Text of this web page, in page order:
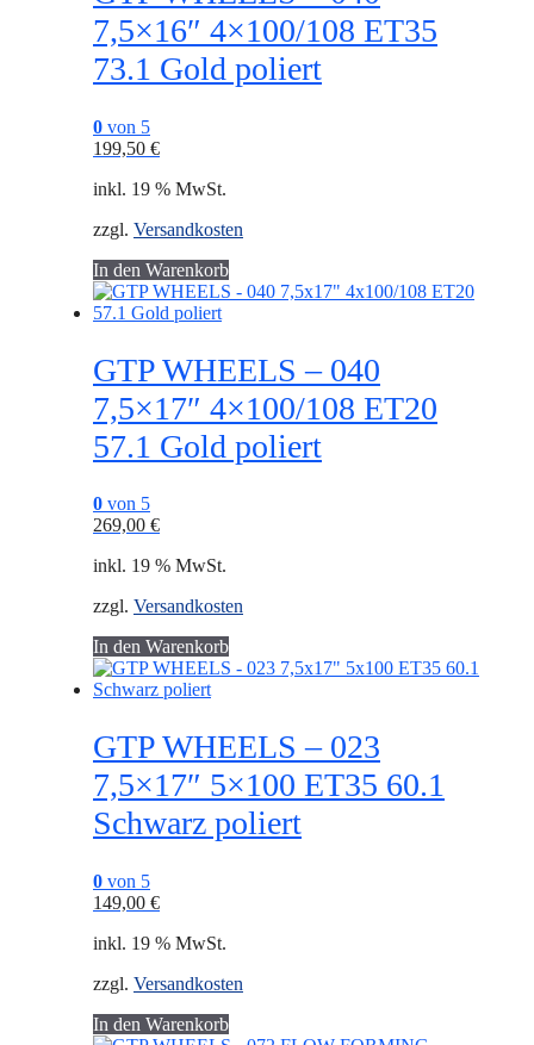
7,5×16″ 4×100/108 ET35
73.1 Gold poliert
0 von 5
199,50 €
inkl. 19 % MwSt.
zzgl. Versandkosten
In den Warenkorb
GTP WHEELS – 040
7,5×17″ 4×100/108 ET20
57.1 Gold poliert
0 von 5
269,00 €
inkl. 19 % MwSt.
zzgl. Versandkosten
In den Warenkorb
GTP WHEELS – 023
7,5×17″ 5×100 ET35 60.1
Schwarz poliert
0 von 5
149,00 €
inkl. 19 % MwSt.
zzgl. Versandkosten
In den Warenkorb